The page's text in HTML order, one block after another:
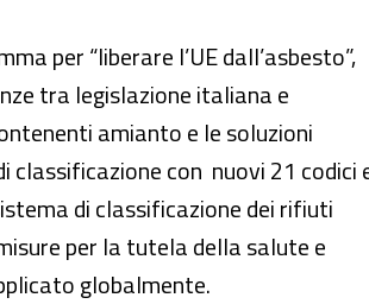
per “liberare l’UE dall’asbesto”,
tra legislazione italiana e
amianto e le soluzioni
classificazione con nuovi 21 codici
di classificazione dei rifiuti
per la tutela della salute e
globalmente.